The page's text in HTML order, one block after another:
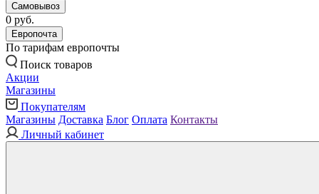
Самовывоз
0 руб.
Европочта
По тарифам европочты
Поиск товаров
Акции
Магазины
Покупателям
Магазины Доставка Блог Оплата Контакты
Личный кабинет